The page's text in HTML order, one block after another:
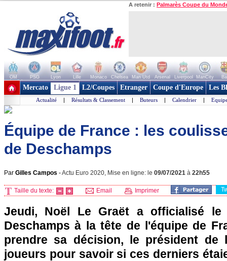
A retenir : Palmarès Coupe du
OM PSG Lyon Lille Monaco Chelsea Man Utd Arsenal Liverpool ManCity
+ de clubs
Mercato Ligue 1 L2/Coupes Etranger Coupe d'Europe Les
Actualité | Résultats & Classement | Buteurs | Calendrier |
Équipe de France : les
de Deschamps
Par Gilles Campos -Actu Euro 2020, Mise en ligne: le 09/07/2021 à 22h55
Taille du texte: Email Imprimer
Jeudi, Noël Le Graët a officialisé le
Deschamps à la tête de l'équipe de
prendre sa décision, le président de
joueurs pour savoir si ces derniers